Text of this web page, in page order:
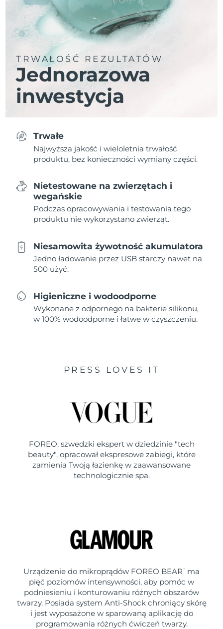
TRWAŁOŚĆ REZULTATÓW
Jednorazowa
inwestycja
Trwałe
Najwyższa jakość i wieloletnia trwałość
produktu, bez konieczności wymiany części.
Nietestowane na zwierzętach i
wegańskie
Podczas opracowywania i testowania tego
produktu nie wykorzystano zwierząt.
Niesamowita żywotność akumulatora
Jedno ładowanie przez USB starczy nawet na
500 użyć.
Higieniczne i wodoodporne
Wykonane z odpornego na bakterie silikonu,
w 100% wodoodporne i łatwe w czyszczeniu.
PRESS LOVES IT
FOREO, szwedzki ekspert w dziedzinie "tech
beauty", opracował ekspresowe zabiegi, które
zamienia Twoją łazienkę w zaawansowane
technologicznie spa.
Urządzenie do mikroprądów FOREO BEAR ™
ma
pięć poziomów intensywności, aby pomóc w
podniesieniu i konturowaniu różnych obszarów
twarzy. Posiada system Anti-Shock chroniący skórę
i jest wyposażone w sparowaną aplikację do
programowania różnych ćwiczeń twarzy.